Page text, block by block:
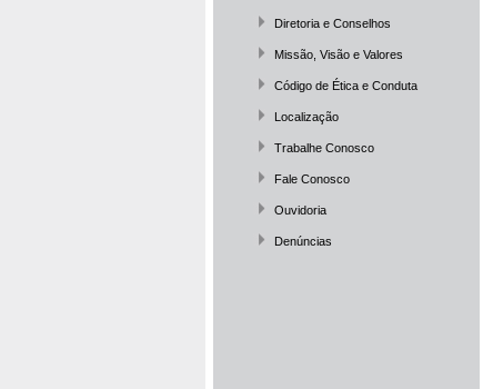
Diretoria e Conselhos
Missão, Visão e Valores
Código de Ética e Conduta
Localização
Trabalhe Conosco
Fale Conosco
Ouvidoria
Denúncias